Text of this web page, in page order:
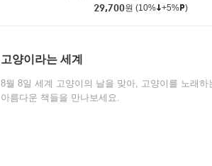
29,700원 (10% +5% )
고양이라는 세계
8월 8일 세계 고양이의 날을 맞아, 고양이를 노래하
아름다운 책들을 만나보세요.